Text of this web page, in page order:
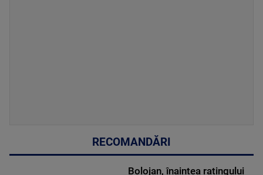
RECOMANDĂRI
Bolojan, înaintea ratingului